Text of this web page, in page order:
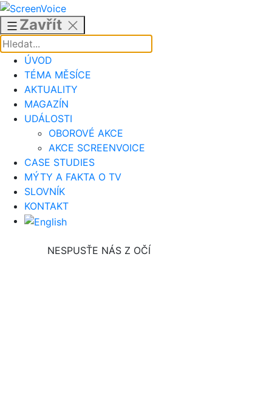
Přejít
obsahu
Zavřít
ÚVOD
TÉMA MĚSÍCE
AKTUALITY
MAGAZÍN
UDÁLOSTI
OBOROVÉ AKCE
AKCE SCREENVOICE
CASE STUDIES
MÝTY A FAKTA O TV
SLOVNÍK
KONTAKT
NESPUSŤE NÁS Z OČÍ